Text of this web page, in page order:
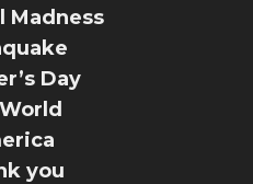
Madness
Day
World
you